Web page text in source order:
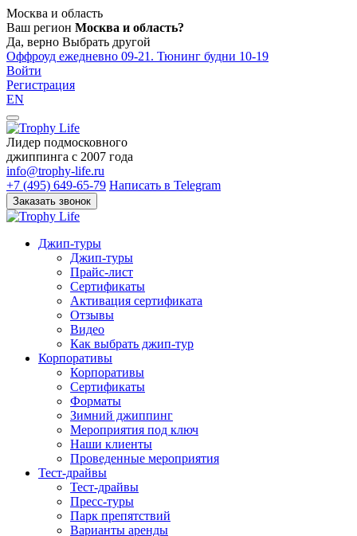
Москва и область
Ваш регион Москва и область?
Да, верно Выбрать другой
Оффроуд ежедневно 09-21. Тюнинг будни 10-19
Войти
Регистрация
EN
Лидер подмосковного
джиппинга c 2007 года
info@trophy-life.ru
+7 (495) 649-65-79 Написать в Telegram
Заказать звонок
Джип-туры
Джип-туры
Прайс-лист
Сертификаты
Активация сертификата
Отзывы
Видео
Как выбрать джип-тур
Корпоративы
Корпоративы
Сертификаты
Форматы
Зимний джиппинг
Мероприятия под ключ
Наши клиенты
Проведенные мероприятия
Тест-драйвы
Тест-драйвы
Пресс-туры
Парк препятствий
Варианты аренды